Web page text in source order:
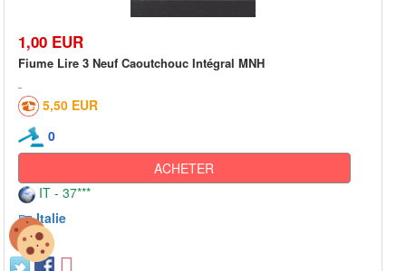
1,00 EUR
Fiume Lire 3 Neuf Caoutchouc Intégral MNH
5,50 EUR
0
ACHETER
IT - 37***
Italie